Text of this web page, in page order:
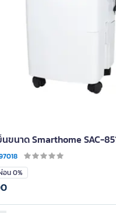
slide
ขนาด Smarthome SAC-
อน 0%